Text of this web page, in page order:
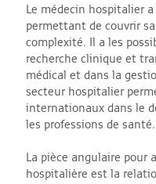
Le médecin hospitalier
permettant de couvrir
complexité. Il a les
recherche clinique et
médical et dans la
secteur hospitalier
internationaux dans le
les professions de santé.
La pièce angulaire pour
hospitalière est la